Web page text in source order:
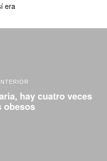
era
hay cuatro veces
obesos